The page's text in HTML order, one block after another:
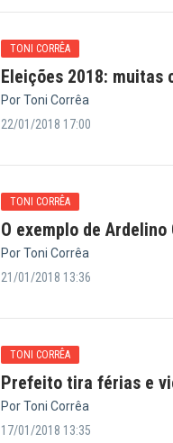
TONI CORRÊA
Eleições 2018: muitas
Por Toni Corrêa
22/01/2018 17:00
TONI CORRÊA
O exemplo de Ardelino
Por Toni Corrêa
21/01/2018 13:36
TONI CORRÊA
Prefeito tira férias e
Por Toni Corrêa
17/01/2018 13:35